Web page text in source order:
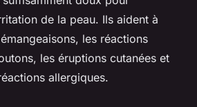
de la peau. Ils aident à
les réactions
les éruptions cutanées et
allergiques.